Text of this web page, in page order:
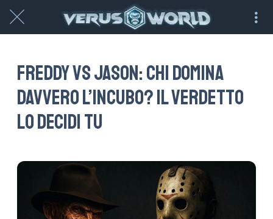
Freddy vs Jason: chi domina
davvero l’incubo? Il verdetto
lo decidi tu